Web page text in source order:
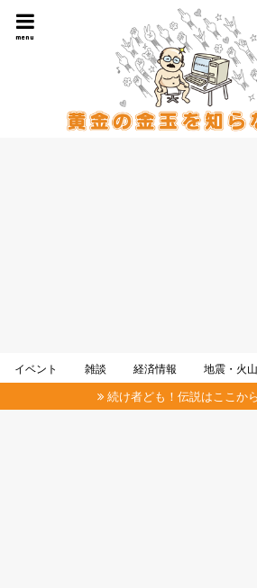
menu
イベント 雑談 経済情報 地震・火
続け者ども！伝説はここか